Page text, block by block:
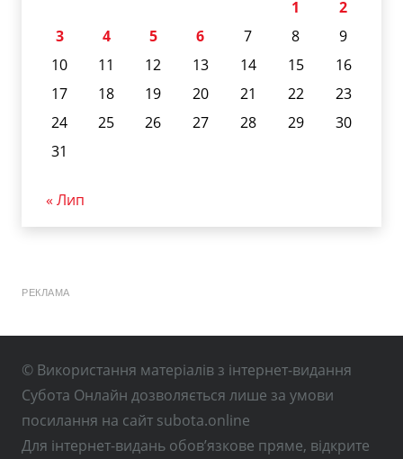
1
2
3
4 5 6 7 8
9
10
11 12 13 14 15
16
17
18 19 20 21 22
23
24
25 26 27 28 29
30
31
« Лип
РЕКЛАМА
© Використання матеріалів з інтернет-видання
Субота Онлайн дозволяється лише за умови
посилання на сайт subota.online
Для інтернет-видань обов’язкове пряме, відкрите